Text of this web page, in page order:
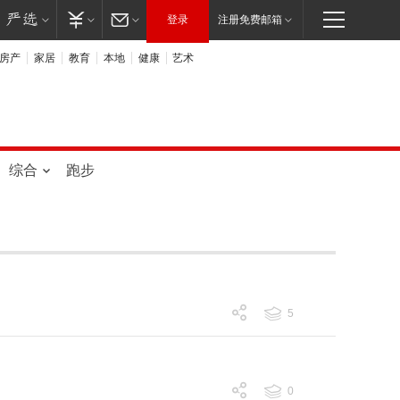
登录 注册免费邮箱
产 家居 教育 本地 健康 艺术
综合 跑步
5
0